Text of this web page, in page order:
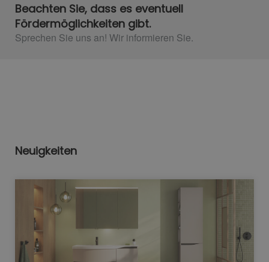
Beachten Sie, dass es eventuell
Fördermöglichkeiten gibt.
Sprechen Sie uns an! Wir informieren Sie.​
Neuigkeiten